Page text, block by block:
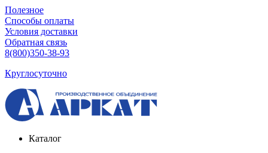
Полезное
Способы оплаты
Условия доставки
Обратная связь
8(800)350-38-93
Круглосуточно
Каталог